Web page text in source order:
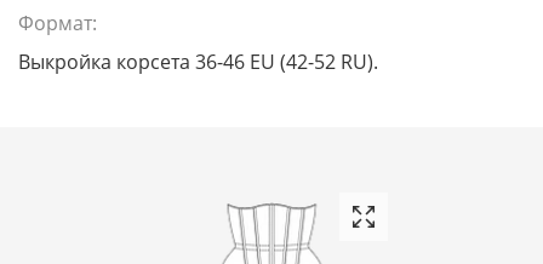
Формат:
Выкройка корсета 36-46 EU (42-52 RU).